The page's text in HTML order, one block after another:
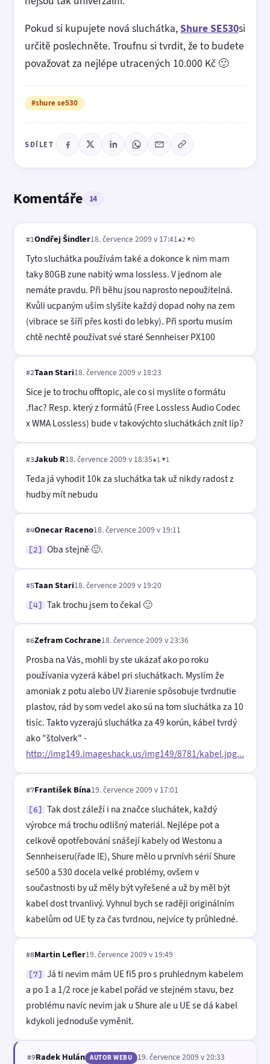
Pokud si kupujete nová sluchátka,Shure SE530si
určitě poslechněte. Troufnu si tvrdit, že to budete
považovat za nejlépe utracených 10.000 Kč 🙂
#shure se530
SDÍLET
Komentáře 14
#1Ondřej Šindler18. července 2009 v 17:41▲2 ▼0
Tyto sluchátka používám také a dokonce k nim mam
taky 80GB zune nabitý wma lossless. V jednom ale
nemáte pravdu. Při běhu jsou naprosto nepoužitelná.
Kvůli ucpaným uším slyšíte každý dopad nohy na zem
(vibrace se šíří přes kosti do lebky). Při sportu musím
chtě nechtě používat své staré Sennheiser PX100
#2Taan Stari18. července 2009 v 18:23
Sice je to trochu offtopic, ale co si myslíte o formátu
.flac? Resp. který z formátů (Free Lossless Audio Codec
x WMA Lossless) bude v takovýchto sluchátkách znít líp?
#3Jakub R18. července 2009 v 18:35▲1 ▼1
Teda já vyhodit 10k za sluchátka tak už nikdy radost z
hudby mít nebudu
#4Onecar Raceno18. července 2009 v 19:11
[2] Oba stejně 🙂.
#5Taan Stari18. července 2009 v 19:20
[4] Tak trochu jsem to čekal 🙂
#6Zefram Cochrane18. července 2009 v 23:36
Prosba na Vás, mohli by ste ukázať ako po roku
používania vyzerá kábel pri sluchátkach. Myslím že
amoniak z potu alebo UV žiarenie spôsobuje tvrdnutie
plastov, rád by som vedel ako sú na tom sluchátka za 10
tisíc. Takto vyzerajú sluchátka za 49 korún, kábel tvrdý
ako "štolverk" -
http://img149.imageshack.us/img149/8781/kabel.jpg...
#7František Bína19. července 2009 v 17:01
[6]
Tak dost záleží i na značce sluchátek, každý
výrobce má trochu odlišný materiál. Nejlépe pot a
celkově opotřebování snášejí kabely od Westonu a
Sennheiseru(řade IE), Shure mělo u prvnívh sérií Shure
se500 a 530 docela velké problémy, ovšem v
součastnosti by už měly být vyřešené a už by měl být
kabel dost trvanlivý. Vyhnul bych se raději originálním
kabelům od UE ty za čas tvrdnou, nejvíce ty průhledné.
#8Martin Lefler19. července 2009 v 19:49
[7]
Já ti nevim mám UE fi5 pro s pruhlednym kabelem
a po 1 a 1/2 roce je kabel pořád ve stejném stavu, bez
problému navíc nevim jak u Shure ale u UE se dá kabel
kdykoli jednoduše vyměnit.
#9Radek Hulán AUTOR WEBU 19. července 2009 v 20:33